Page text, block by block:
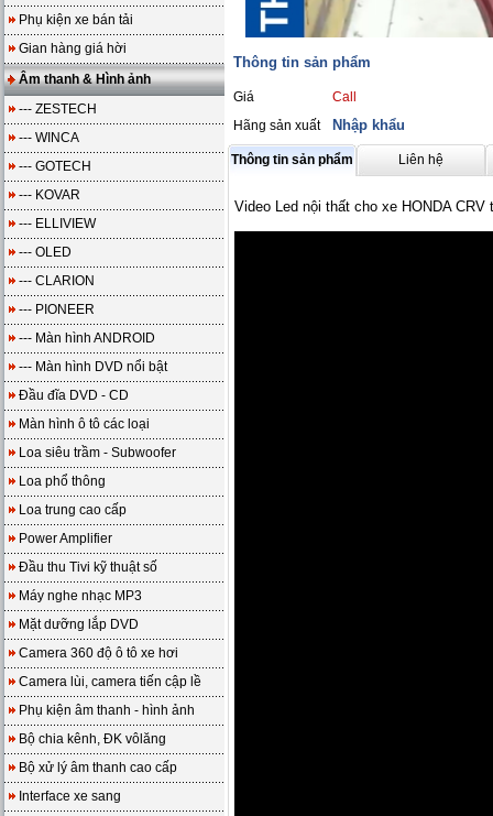
Phụ kiện xe bán tải
Gian hàng giá hời
Âm thanh & Hình ảnh
--- ZESTECH
--- WINCA
--- GOTECH
--- KOVAR
--- ELLIVIEW
--- OLED
--- CLARION
--- PIONEER
--- Màn hình ANDROID
--- Màn hình DVD nổi bật
Đầu đĩa DVD - CD
Màn hình ô tô các loại
Loa siêu trầm - Subwoofer
Loa phổ thông
Loa trung cao cấp
Power Amplifier
Đầu thu Tivi kỹ thuật số
Máy nghe nhạc MP3
Mặt dưỡng lắp DVD
Camera 360 độ ô tô xe hơi
Camera lùi, camera tiến cập lề
Phụ kiện âm thanh - hình ảnh
Bộ chia kênh, ĐK vôlăng
Bộ xử lý âm thanh cao cấp
Interface xe sang
Thông tin sản phẩm
Giá
Call
Hãng sản xuất
Nhập khẩu
Thông tin sản phẩm Liên hệ
Video Led nội thất cho xe HONDA CRV